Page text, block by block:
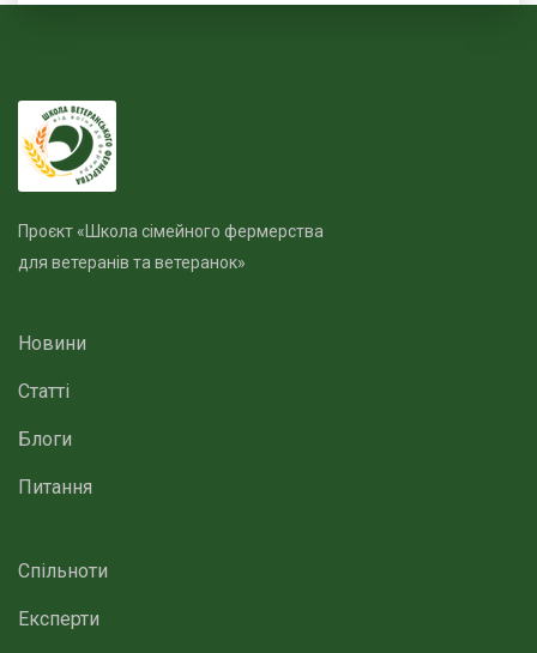
Проєкт «Школа сімейного фермерства
для ветеранів та ветеранок»
Новини
Статті
Блоги
Питання
Спільноти
Експерти